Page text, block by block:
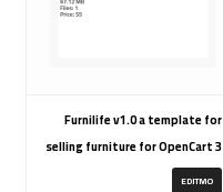
Furnilife v1.0 a template for
selling furniture for OpenCart 3
(ZIP)
EDITMO